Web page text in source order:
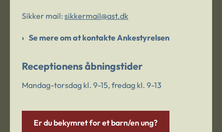
Sikker mail: sikkermail@ast.dk
Se mere om at kontakte Ankestyrelsen
Receptionens åbningstider
Mandag-torsdag kl. 9-15, fredag kl. 9-13
Er du bekymret for et barn/en ung?